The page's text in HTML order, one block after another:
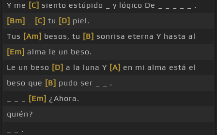
Y me [C] siento estúpido _ y lógico De _ _ _ _ _ .
[Bm]
[C] tu [D] piel.
Tus [Am] besos, tu [B] sonrisa eterna Y hasta al
[Em] alma le un beso.
Le un beso [D] a la luna Y [A] en mi alma está el
beso que [B] pudo ser _ _ .
[Em] ¿Ahora.
quién?
_ _ .